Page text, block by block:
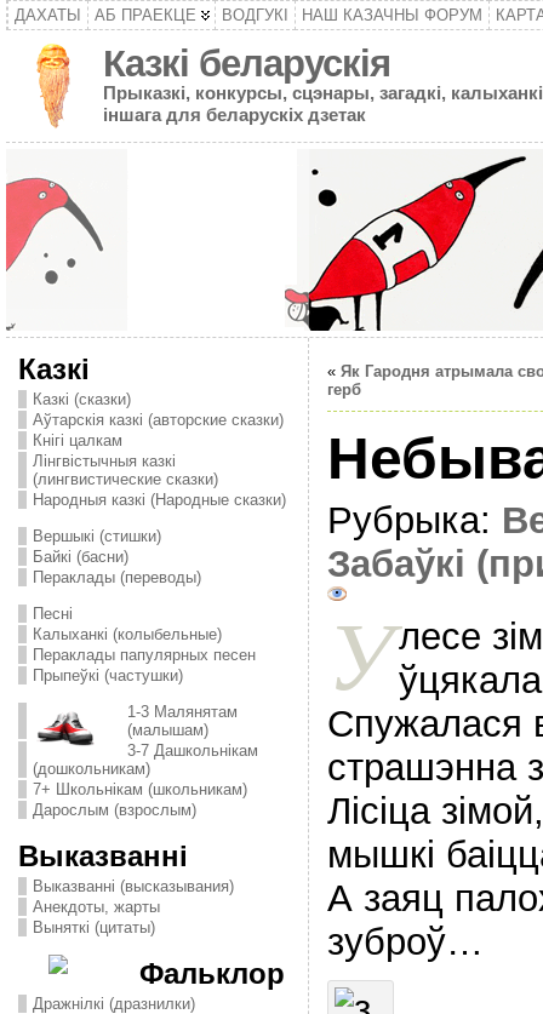
ДАХАТЫ АБ ПРАЕКЦЕ ВОДГУКІ НАШ КАЗАЧНЫ ФОРУМ
Казкі беларускія
Прыказкі, конкурсы, сцэнары, загадкі,
іншага для беларускіх дзетак
Казкі
Казкі (сказки)
Аўтарскія казкі (авторские сказки)
Кнігі цалкам
Лінгвістычныя казкі
(лингвистические сказки)
Народныя казкі (Народные сказки)
Вершыкі (стишки)
Байкі (басни)
Пераклады (переводы)
Песні
Калыханкі (колыбельные)
Пераклады папулярных песен
Прыпеўкі (частушки)
1-3 Малянятам
(малышам)
3-7 Дашкольнікам
(дошкольникам)
7+ Школьнікам (школьникам)
Дарослым (взрослым)
Выказванні
Выказванні (высказывания)
Анекдоты, жарты
Выняткі (цитаты)
Фальклор
Дражнілкі (дразнилки)
« Як Гародня атрымала
герб
Рубрыка:
Забаўкі
Улесе
ўцякала
Спужалася
страшэнна
Лісіца
мышкі
А заяц
зуброў…